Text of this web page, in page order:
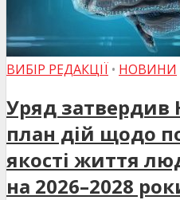
ВИБІР РЕДАКЦІЇ • НОВИНИ
Уряд затвердив
план дій щодо
якості життя
на 2026–2028